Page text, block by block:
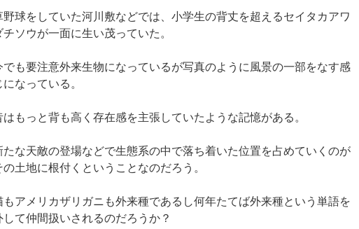
野球をしていた河川敷などでは、小学生の背丈を超えるセイタカアワ
チソウが一面に生い茂っていた。
でも要注意外来生物になっているが写真のように風景の一部をなす感
になっている。
はもっと背も高く存在感を主張していたような記憶がある。
たな天敵の登場などで生態系の中で落ち着いた位置を占めていくのが
の土地に根付くということなのだろう。
もアメリカザリガニも外来種であるし何年たてば外来種という単語を
して仲間扱いされるのだろうか？